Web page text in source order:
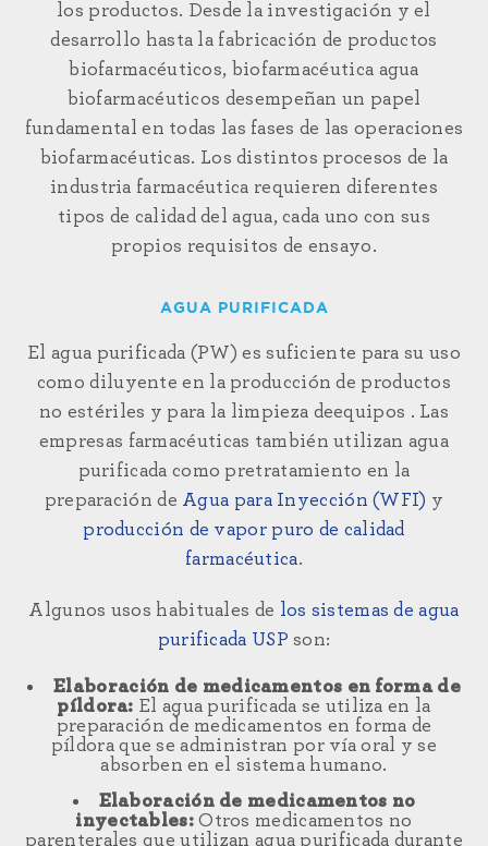
los productos. Desde la investigación y el
desarrollo hasta la fabricación de productos
biofarmacéuticos, biofarmacéutica agua
biofarmacéuticos desempeñan un papel
fundamental en todas las fases de las operaciones
biofarmacéuticas. Los distintos procesos de la
industria farmacéutica requieren diferentes
tipos de calidad del agua, cada uno con sus
propios requisitos de ensayo.
AGUA PURIFICADA
El agua purificada (PW) es suficiente para su uso
como diluyente en la producción de productos
no estériles y para la limpieza deequipos . Las
empresas farmacéuticas también utilizan agua
purificada como pretratamiento en la
preparación de Agua para Inyección (WFI) y
producción de vapor puro de calidad
farmacéutica.
Algunos usos habituales de los sistemas de agua
purificada USP son:
Elaboración de medicamentos en forma de
píldora: El agua purificada se utiliza en la
preparación de medicamentos en forma de
píldora que se administran por vía oral y se
absorben en el sistema humano.
Elaboración de medicamentos no
inyectables:Otros medicamentos no
parenterales que utilizan agua purificada durante